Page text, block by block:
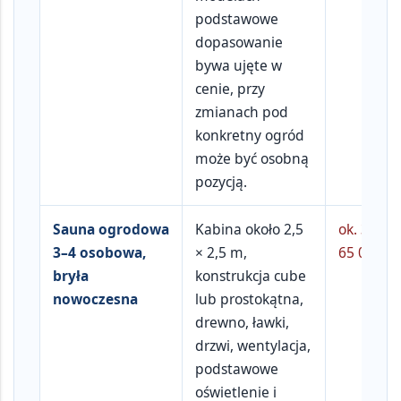
podstawowe
dopasowanie
bywa ujęte w
cenie, przy
zmianach pod
konkretny ogród
może być osobną
pozycją.
Sauna ogrodowa
3–4 osobowa,
bryła
nowoczesna
Kabina około2,5
× 2,5 m,
konstrukcja cube
lub prostokątna,
drewno, ławki,
drzwi, wentylacja,
podstawowe
oświetlenie i
ok. 35
65 000 zł